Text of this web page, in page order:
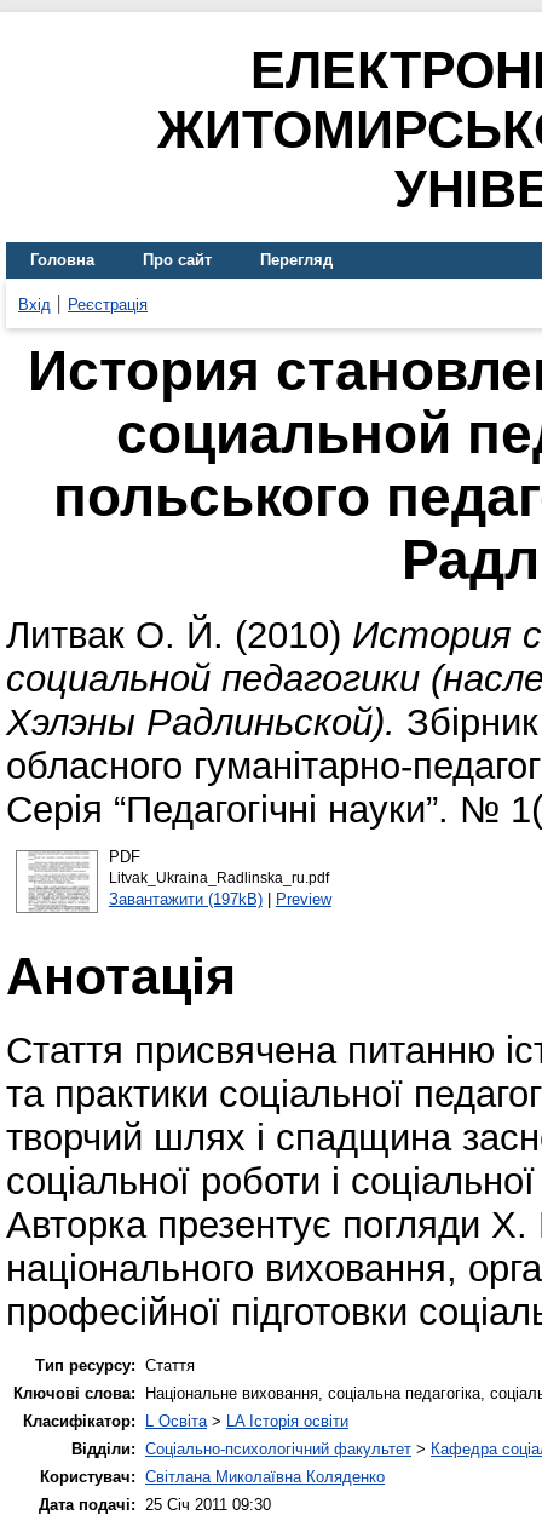
Головна Про сайт Перегляд
Вхід Реєстрація
История
социальной
польського
Литвак О. Й. (2010) История
социальной педагогики
Хэлэны Радлиньской).
обласного гуманітарно-
Серія “Педагогічні науки”. №
PDF
Litvak_Ukraina_Radlinska_ru.pdf
Завантажити (197kB)| Preview
Анотація
Стаття присвячена питанню
та практики соціальної
творчий шлях і спадщина
соціальної роботи і
Авторка презентує погляди Х.
національного виховання,
професійної підготовки
Тип ресурсу: Стаття
Ключові слова:
Національне виховання, соціальна педагогіка,
Класифікатор:
L Освіта > LA Історія освіти
Відділи: Соціально-психологічний факультет > Кафедра
Користувач: Світлана Миколаївна Коляденко
Дата подачі:
25 Січ 2011 09:30